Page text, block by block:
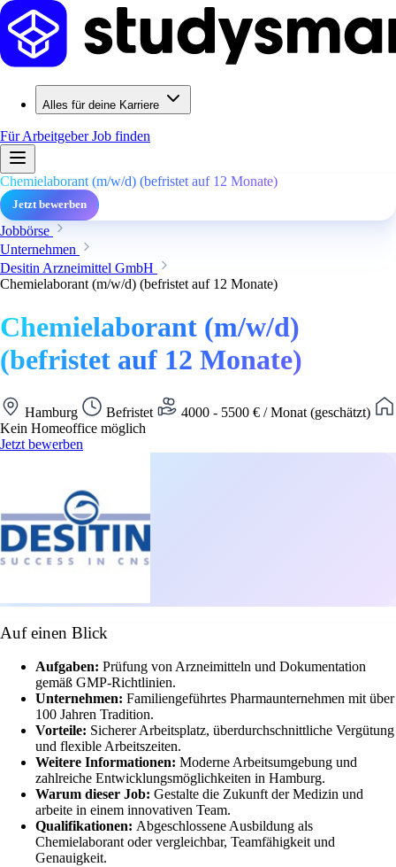
Alles für deine Karriere
Für ArbeitgeberJob finden
Chemielaborant (m/w/d) (befristet auf 12 Monate)
Jetzt bewerben
Jobbörse
Unternehmen
Desitin Arzneimittel GmbH
Chemielaborant (m/w/d) (befristet auf 12 Monate)
Chemielaborant (m/w/d)
(befristet auf 12 Monate)
Hamburg Befristet
4000 - 5500 € / Monat (geschätzt)
Kein Homeoffice möglich
Jetzt bewerben
Auf einen Blick
Aufgaben: Prüfung von Arzneimitteln und Dokumentation
gemäß GMP-Richtlinien.
Unternehmen: Familiengeführtes Pharmaunternehmen mit über
100 Jahren Tradition.
Vorteile: Sicherer Arbeitsplatz, überdurchschnittliche Vergütung
und flexible Arbeitszeiten.
Weitere Informationen: Moderne Arbeitsumgebung und
zahlreiche Entwicklungsmöglichkeiten in Hamburg.
Warum dieser Job: Gestalte die Zukunft der Medizin und
arbeite in einem innovativen Team.
Qualifikationen: Abgeschlossene Ausbildung als
Chemielaborant oder vergleichbar, Teamfähigkeit und
Genauigkeit.